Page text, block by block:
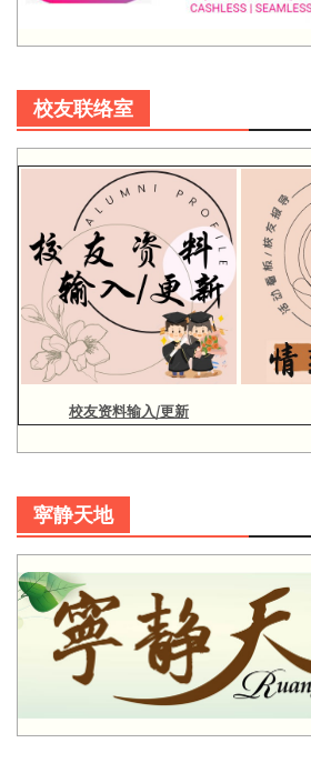
校友联络室
校友资料输入/更新
寜静天地